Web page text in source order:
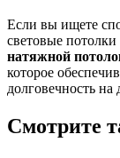
Если вы ищете
световые
натяжной
которое
долговечность на
Смотрите